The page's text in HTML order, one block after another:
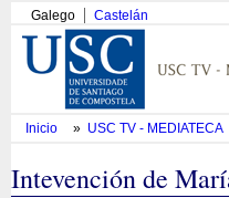
Galego Castelán
Inicio » USC TV - MEDIATECA
Intevención de